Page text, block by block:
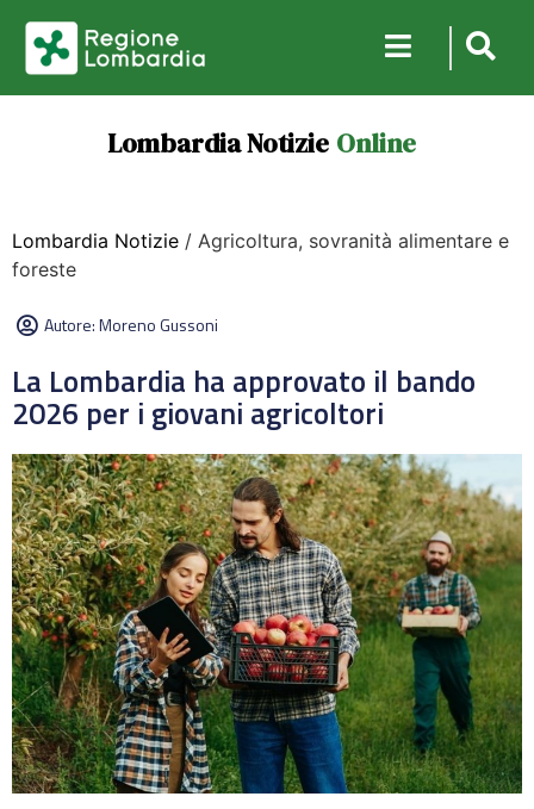
Lombardia Notizie Online
Lombardia Notizie / Agricoltura, sovranità alimentare e
foreste
Autore:Moreno Gussoni
La Lombardia ha approvato il bando
2026 per i giovani agricoltori